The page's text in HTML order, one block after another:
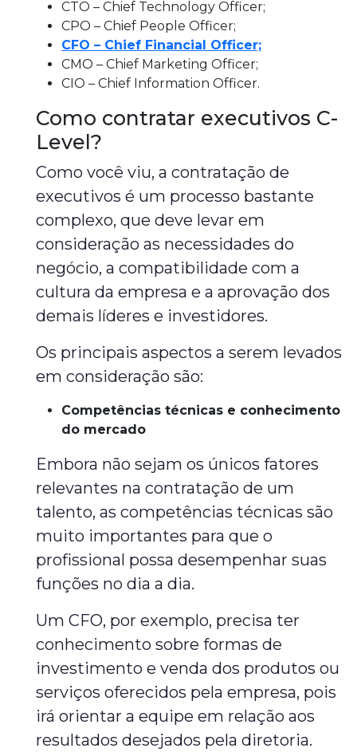
CTO – Chief Technology Officer;
CPO – Chief People Officer;
CFO – Chief Financial Officer;
CMO – Chief Marketing Officer;
CIO – Chief Information Officer.
Como contratar executivos C-
Level?
Como você viu, a contratação de
executivos é um processo bastante
complexo, que deve levar em
consideração as necessidades do
negócio, a compatibilidade com a
cultura da empresa e a aprovação dos
demais líderes e investidores.
Os principais aspectos a serem levados
em consideração são:
Competências técnicas e conhecimento
do mercado
Embora não sejam os únicos fatores
relevantes na contratação de um
talento, as competências técnicas são
muito importantes para que o
profissional possa desempenhar suas
funções no dia a dia.
Um CFO, por exemplo, precisa ter
conhecimento sobre formas de
investimento e venda dos produtos ou
serviços oferecidos pela empresa, pois
irá orientar a equipe em relação aos
resultados desejados pela diretoria.